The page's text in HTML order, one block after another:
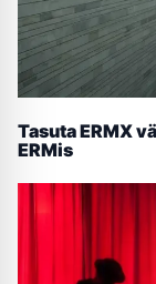
Tasuta ERMX
ERMis